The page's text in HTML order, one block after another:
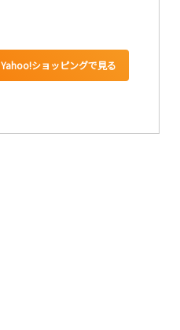
Yahoo!ショッピングで見る